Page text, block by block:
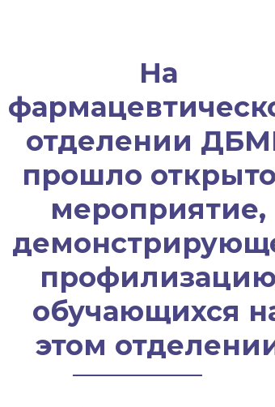
На
отделении ДБМК
прошло
мероприятие,
профилизацию
обучающихся на
этом отделении